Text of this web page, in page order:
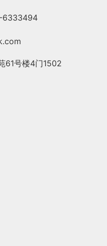
6333494
61号楼4门1502